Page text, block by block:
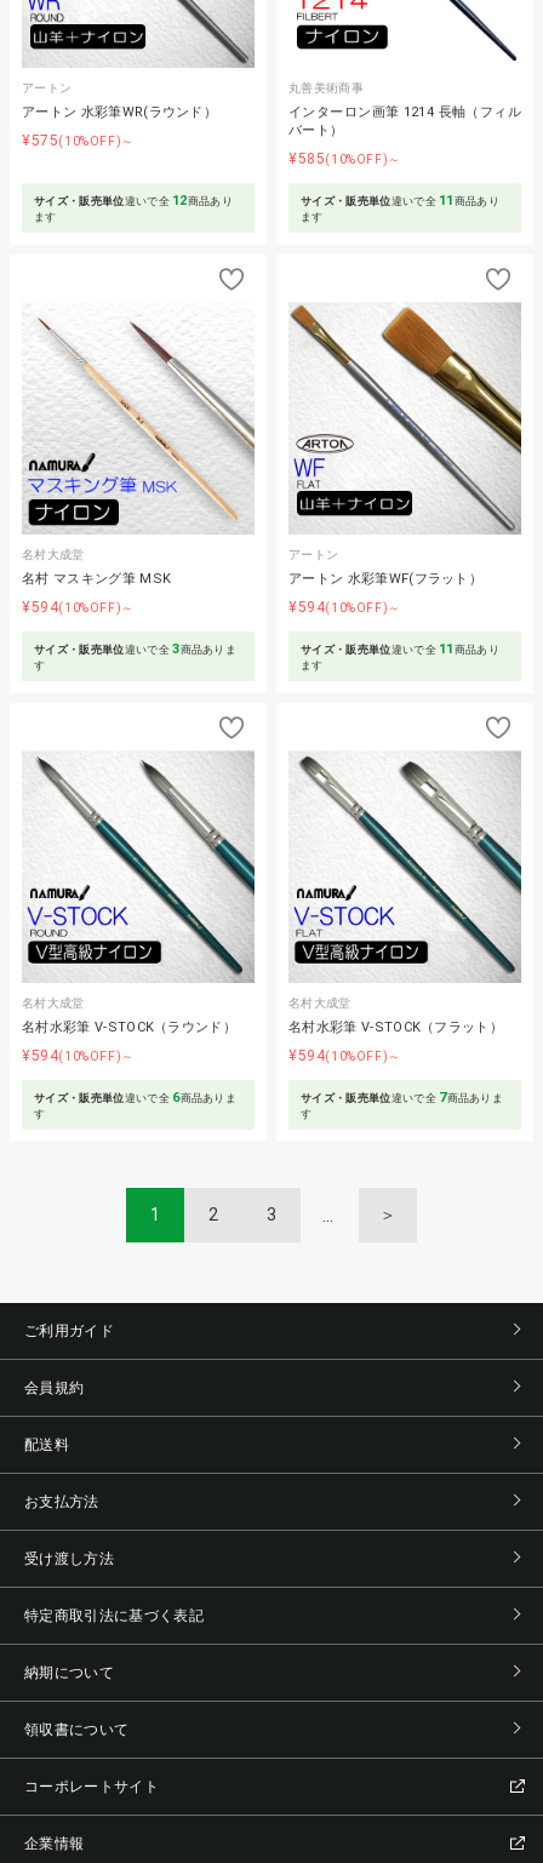
アートン
アートン 水彩筆WR(ラウンド）
¥575(10%OFF)～
サイズ・販売単位違いで全 12商品あり
ます
丸善美術商事
インターロン画筆 1214 長軸（フィル
バート）
¥585(10%OFF)～
サイズ・販売単位違いで全 11 商品あり
ます
名村大成堂
名村 マスキング筆 MSK
¥594(10%OFF)～
サイズ・販売単位違いで全3商品ありま
す
アートン
アートン 水彩筆WF(フラット）
¥594(10%OFF)～
サイズ・販売単位違いで全 11 商品あり
ます
名村大成堂
名村水彩筆 V-STOCK（ラウンド）
¥594(10%OFF)～
サイズ・販売単位違いで全 6商品ありま
す
名村大成堂
名村水彩筆 V-STOCK（フラット）
¥594(10%OFF)～
サイズ・販売単位違いで全 7商品ありま
す
1 2 3 ＞
ご利用ガイド
会員規約
配送料
お支払方法
受け渡し方法
特定商取引法に基づく表記
納期について
領収書について
コーポレートサイト
企業情報